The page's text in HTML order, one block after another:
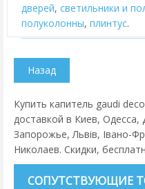
дверей, cветильники и
полуколонны, плинтус.
Купить капитель gaudi
доставкой в Киев,
Запорожье, Львів, Івано-
Николаев. Скидки,
СОПУТСТВУЮЩИЕ